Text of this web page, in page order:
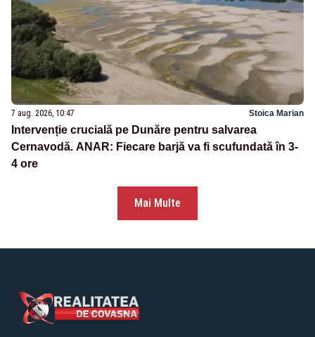
7 aug. 2026, 10:47 Stoica Marian
Intervenție crucială pe Dunăre pentru salvarea
Cernavodă. ANAR: Fiecare barjă va fi scufundată în 3-
4 ore
Mai Multe